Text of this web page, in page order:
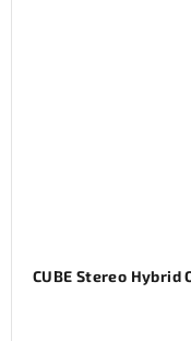
CUBE Stereo Hybrid